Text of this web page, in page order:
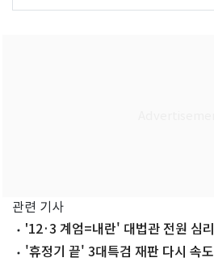
관련 기사
'12·3 계엄=내란' 대법관 전원 심
내란 기준된다
'휴정기 끝' 3대특검 재판 다시 속